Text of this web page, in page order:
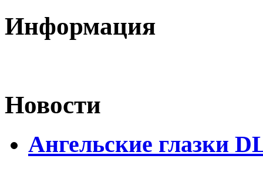
Информация
Новости
Ангельские глазки